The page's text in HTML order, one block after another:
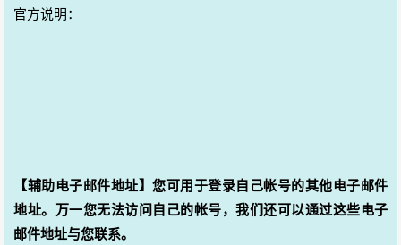
官方说明：
【辅助电子邮件地址】您可用于登录自己帐号的其他电子邮件
地址。万一您无法访问自己的帐号，我们还可以通过这些电子
邮件地址与您联系。